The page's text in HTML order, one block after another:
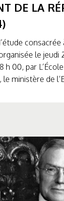
DE LA
consacrée
le jeudi
h 00, par
le ministère de